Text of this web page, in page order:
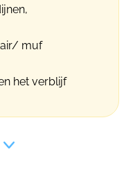
muf
het verblijf